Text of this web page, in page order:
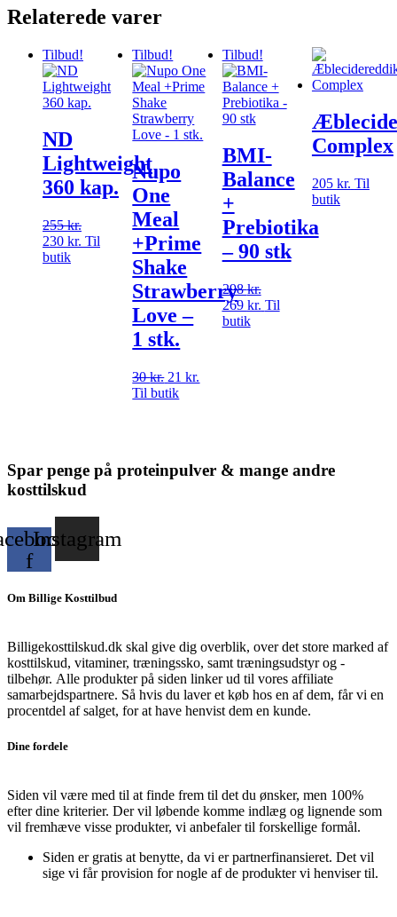
Relaterede varer
Tilbud!
ND
Lightweight
360 kap.
255kr.
oprindelige
230 kr. Den
Til
butik
Tilbud!
Nupo
One
Meal
+Prime
Shake
Strawberry
Love –
1 stk.
30kr. Den
oprindelige
21kr.
Til butik
Tilbud!
BMI-
Balance
+
Prebiotika
– 90 stk
298kr.Den
oprindelige
269 kr. Den
Til
butik
Complex
205 kr. Til
butik
Spar penge på proteinpulver & mange andre
kosttilskud
f
Instagram
Om Billige Kosttilbud
Billigekosttilskud.dk skal give dig overblik, over det store marked af
kosttilskud, vitaminer, træningssko, samt træningsudstyr og -
tilbehør. Alle produkter på siden linker ud til vores affiliate
samarbejdspartnere. Så hvis du laver et køb hos en af dem, får vi en
procentdel af salget, for at have henvist dem en kunde.
Dine fordele
Siden vil være med til at finde frem til det du ønsker, men 100%
efter dine kriterier. Der vil løbende komme indlæg og lignende som
vil fremhæve visse produkter, vi anbefaler til forskellige formål.
Siden er gratis at benytte, da vi er partnerfinansieret. Det vil
sige vi får provision for nogle af de produkter vi henviser til.